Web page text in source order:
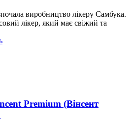
виробництво лікеру Самбука.
лікер, який має свіжий та
Premium (Вінсент